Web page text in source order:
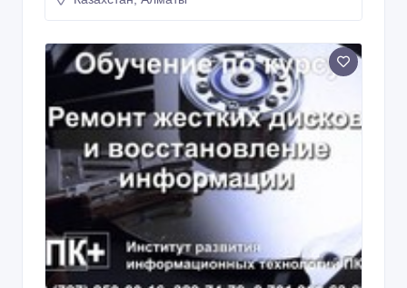
Курсы бухгалтера в Алматы
26/07/2026
Компьютерные курсы
Казахстан, Алматы